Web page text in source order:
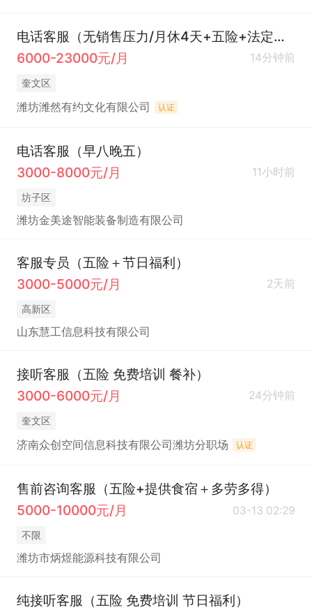
电话客服（无销售压力/月休4天+五险+法定休+节日福利+提成+奖金）
6000-23000元/月
14分钟前
奎文区
潍坊潍然有约文化有限公司 认证
电话客服（早八晚五）
3000-8000元/月
11小时前
坊子区
潍坊金美途智能装备制造有限公司
客服专员（五险＋节日福利）
3000-5000元/月
2天前
高新区
山东慧工信息科技有限公司
接听客服（五险 免费培训 餐补）
3000-6000元/月
24分钟前
奎文区
济南众创空间信息科技有限公司潍坊分职场 认证
售前咨询客服（五险+提供食宿＋多劳多得）
5000-10000元/月
03-13 02:29
不限
潍坊市炳煜能源科技有限公司
纯接听客服（五险 免费培训 节日福利）